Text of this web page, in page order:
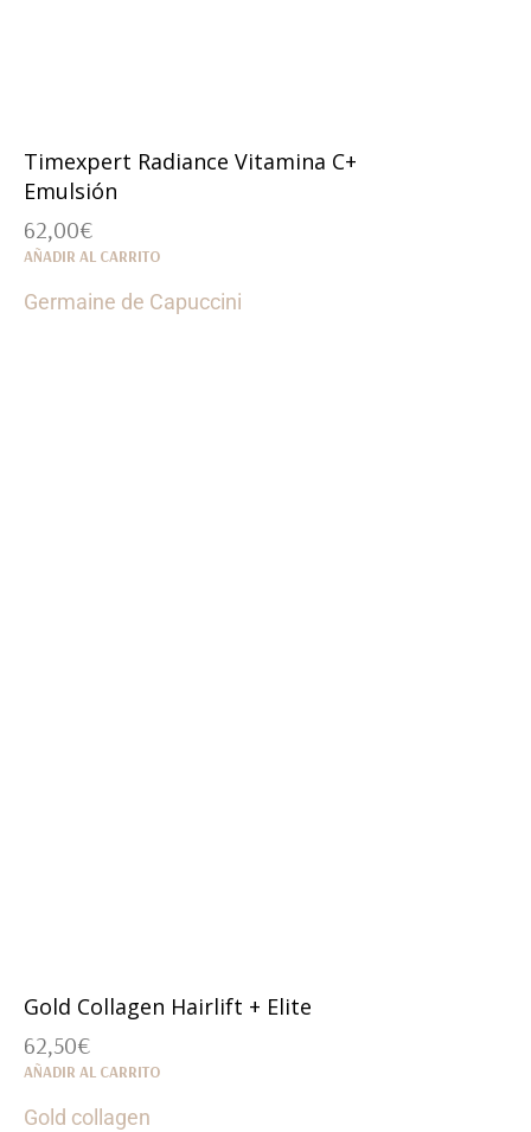
Timexpert Radiance Vitamina C+
Emulsión
62,00€
AÑADIR AL CARRITO
Germaine de Capuccini
Gold Collagen Hairlift + Elite
62,50€
AÑADIR AL CARRITO
Gold collagen